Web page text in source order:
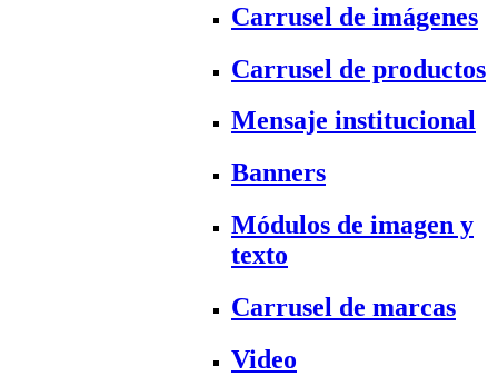
Carrusel de imágenes
Carrusel de productos
Mensaje institucional
Banners
Módulos de imagen y
texto
Carrusel de marcas
Video